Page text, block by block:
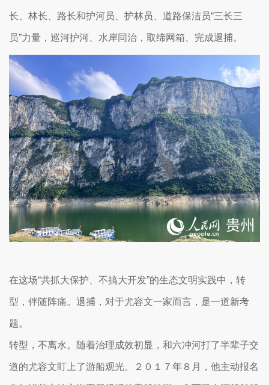
长、林长、路长和护河员、护林员、道路保洁员“三长三
员”力量，巡河护河、水岸同治，取缔网箱、完成退捕。
在这场“共抓大保护、不搞大开发”的生态文明实践中，转
型，伴随阵痛。退捕，对于尤容文一家而言，是一道新考
题。
转型，不离水。随着治理成效初显，和六冲河打了半辈子交
道的尤容文盯上了游船观光。２０１７年８月，他主动报名